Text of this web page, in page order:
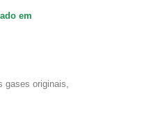
em
gases originais,